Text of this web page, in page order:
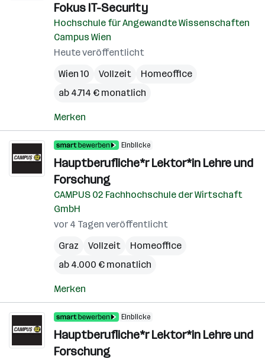
Fokus IT-Security
Hochschule für Angewandte Wissenschaften
Campus Wien
Heute veröffentlicht
Wien 10
Vollzeit
Homeoffice
ab 4.714 € monatlich
Merken
Einblicke
Hauptberufliche*r Lektor*in Lehre und
Forschung
CAMPUS 02 Fachhochschule der Wirtschaft
GmbH
vor 4 Tagen veröffentlicht
Graz
Vollzeit
Homeoffice
ab 4.000 € monatlich
Merken
Einblicke
Hauptberufliche*r Lektor*in Lehre und
Forschung